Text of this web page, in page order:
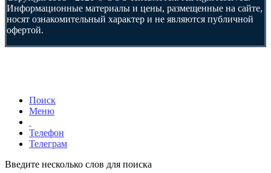
Информационные материалы и цены, размещенные на сайте,
носят ознакомительный характер и не являются публичной
офертой.
Поиск
Меню
Телефон
Телеграм
Введите несколько слов для поиска